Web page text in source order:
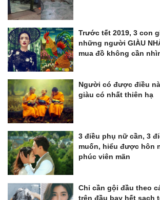
Trước tết 2019, 3 con
những người GIÀU
mua đồ không cần
Người có được điều
giàu có nhất thiên hạ
3 điều phụ nữ cần, 3
muốn, hiểu được hôn
phúc viên mãn
Chỉ cần gội đầu theo
trên đầu bay hết sạch